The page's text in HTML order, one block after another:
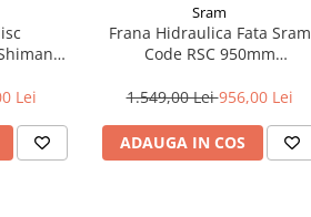
Lei
Sram
Frana Hidraulica Fata Sram
Code RSC 950mm
1.549,00 Lei956,00 Lei
ADAUGA IN COS